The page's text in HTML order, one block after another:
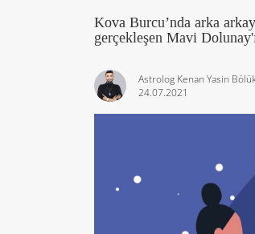
Kova Burcu’nda arka
gerçekleşen Mavi
Astrolog Kenan Yasin
24.07.2021